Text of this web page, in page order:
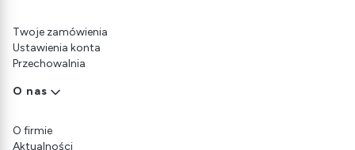
Twoje zamówienia
Ustawienia konta
Przechowalnia
O nas
O firmie
Aktualności